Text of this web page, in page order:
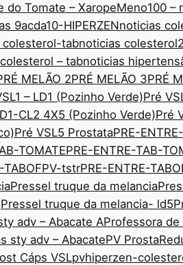
do Tomate – XaropeMeno100 –
9acda10-HIPERZENnoticias
colesterol-tabnoticias colesterol2
– tabnoticias
MELÃO 2PRÉ MELÃO 3PRÉ
– LD1 (Pozinho Verde)Pré
CL2 4X5 (Pozinho Verde)Pré
Pré VSL5 ProstataPRE-
TOMATEPRE-ENTRE-TAB-
TABOFPV-tstrPRE-ENTRE-
Pressel truque da melancia
Pressel truque da melancia- ld5
adv – Abacate AProfessora de
sty adv – AbacatePV
Cáps VSLpvhiperzen-